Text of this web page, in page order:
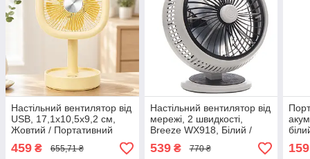
Настільний вентилятор від
USB, 17,1х10,5х9,2 см,
Жовтий / Портативний
вентилятор / Міні
вентилятор на стіл
459 ₴ 655,71 ₴
Настільний вентилятор від
мережі, 2 швидкості,
Breeze WX918, Білий /
Маленький вентилятор
для столу
539₴ 770 ₴ 159